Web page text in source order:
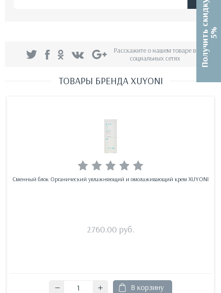
Расскажите о нашем товаре в
социальных сетях
ТОВАРЫ БРЕНДА XUYONI
Сменный блок Органический увлажняющий и омолаживающий крем XUYONI
2760.00 руб.
В корзину
П
о
л
у
ч
и
т
ь
с
к
и
д
к
у
5%